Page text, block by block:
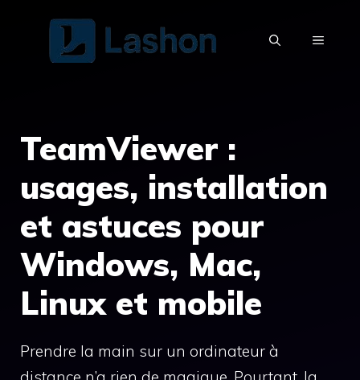
contenu
MENU
TeamViewer :
usages, installation
et astuces pour
Windows, Mac,
Linux et mobile
Prendre la main sur un ordinateur à